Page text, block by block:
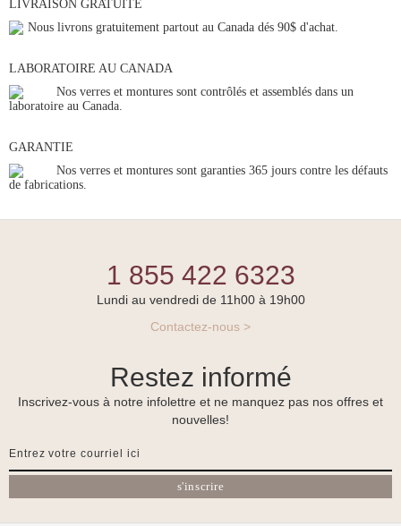
LIVRAISON GRATUITE
Nous livrons gratuitement partout au Canada dés 90$ d'achat.
LABORATOIRE AU CANADA
Nos verres et montures sont contrôlés et assemblés dans un
laboratoire au Canada.
GARANTIE
Nos verres et montures sont garanties 365 jours contre les défauts
de fabrications.
1 855 422 6323
Lundi au vendredi de 11h00 à 19h00
Contactez-nous >
Restez informé
Inscrivez-vous à notre infolettre et ne manquez pas nos offres et
nouvelles!
s'inscrire